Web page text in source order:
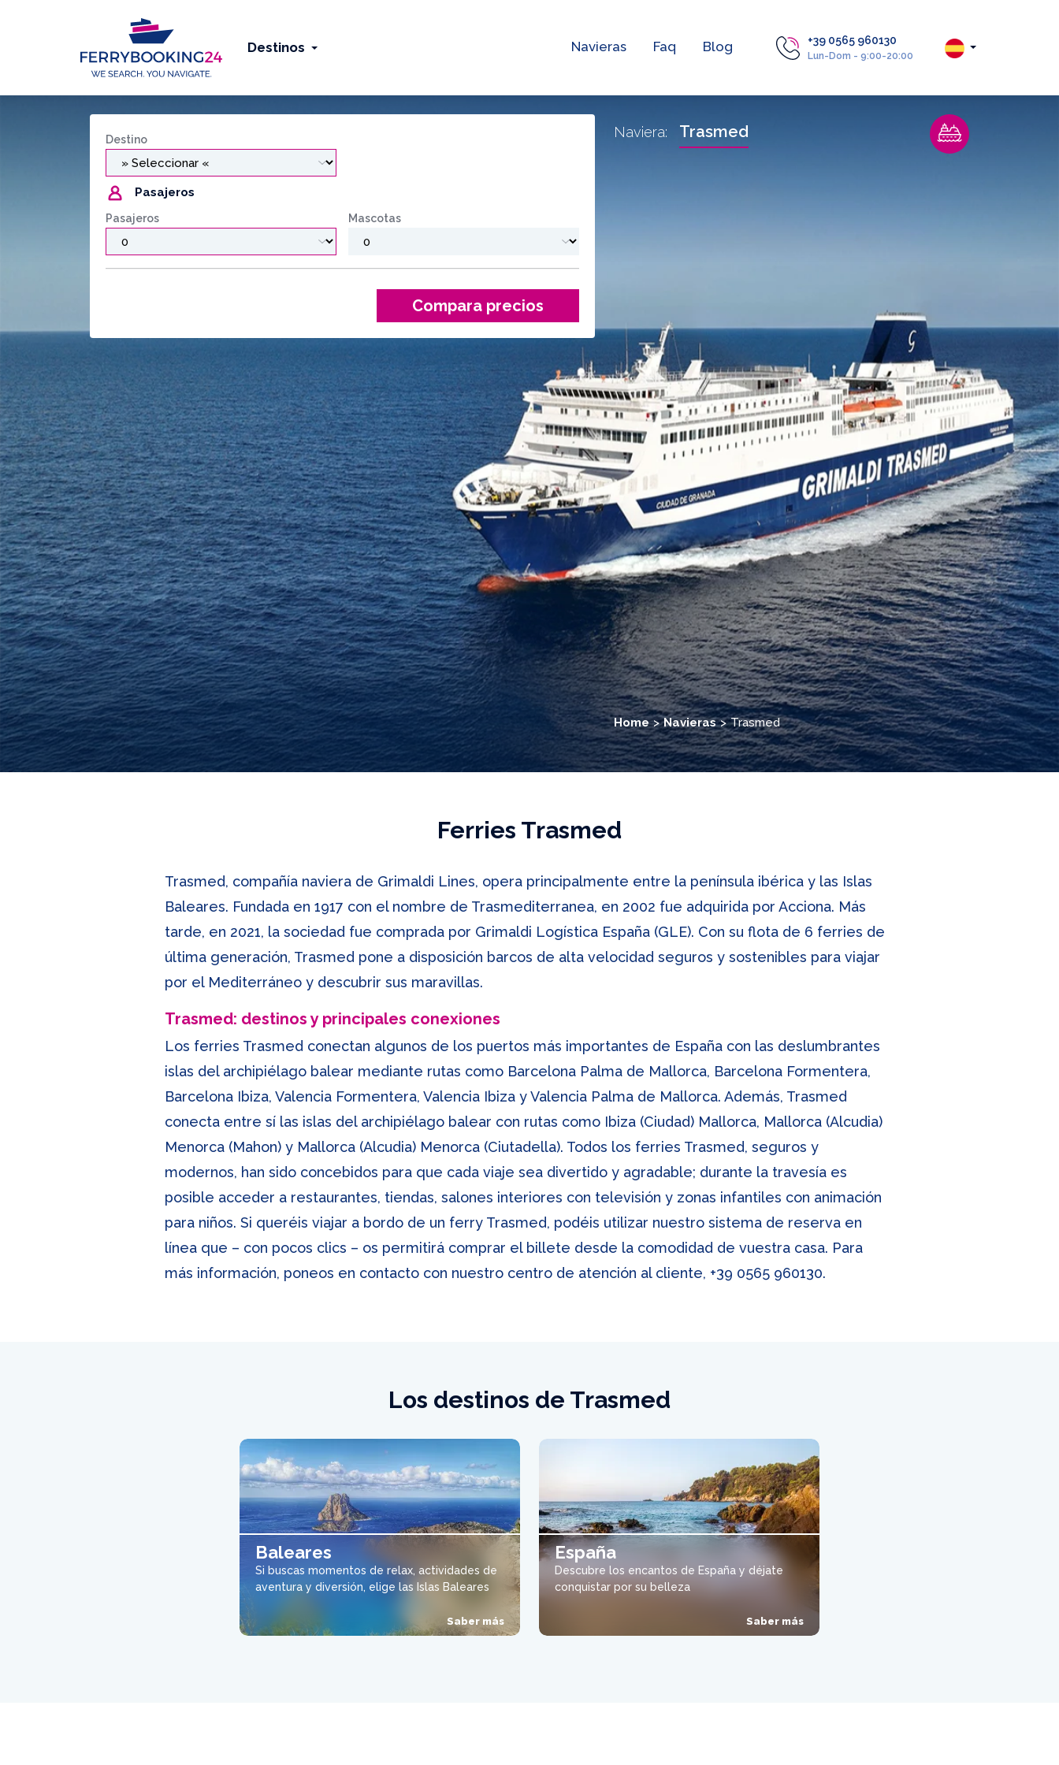
Destinos Navieras Faq Blog +39 0565 960130
Lun-Dom - 9:00-20:00
Destino
Pasajeros
Pasajeros Mascotas
Compara precios
Naviera: Trasmed
Home Navieras Trasmed
Ferries Trasmed
Trasmed, compañía naviera de Grimaldi Lines, opera principalmente entre la península ibérica y las Islas
Baleares. Fundada en 1917 con el nombre de Trasmediterranea, en 2002 fue adquirida por Acciona. Más
tarde, en 2021, la sociedad fue comprada por Grimaldi Logística España (GLE). Con su flota de 6 ferries de
última generación, Trasmed pone a disposición barcos de alta velocidad seguros y sostenibles para viajar
por el Mediterráneo y descubrir sus maravillas.
Trasmed: destinos y principales conexiones
Los ferries Trasmed conectan algunos de los puertos más importantes de España con las deslumbrantes
islas del archipiélago balear mediante rutas como Barcelona Palma de Mallorca, Barcelona Formentera,
Barcelona Ibiza, Valencia Formentera, Valencia Ibiza y Valencia Palma de Mallorca. Además, Trasmed
conecta entre sí las islas del archipiélago balear con rutas como Ibiza (Ciudad) Mallorca, Mallorca (Alcudia)
Menorca (Mahon) y Mallorca (Alcudia) Menorca (Ciutadella). Todos los ferries Trasmed, seguros y
modernos, han sido concebidos para que cada viaje sea divertido y agradable; durante la travesía es
posible acceder a restaurantes, tiendas, salones interiores con televisión y zonas infantiles con animación
para niños. Si queréis viajar a bordo de un ferry Trasmed, podéis utilizar nuestro sistema de reserva en
línea que – con pocos clics – os permitirá comprar el billete desde la comodidad de vuestra casa. Para
más información, poneos en contacto con nuestro centro de atención al cliente, +39 0565 960130.
Los destinos de Trasmed
Baleares
Si buscas momentos de relax, actividades de
aventura y diversión, elige las Islas Baleares
Saber más
España
Descubre los encantos de España y déjate
conquistar por su belleza
Saber más